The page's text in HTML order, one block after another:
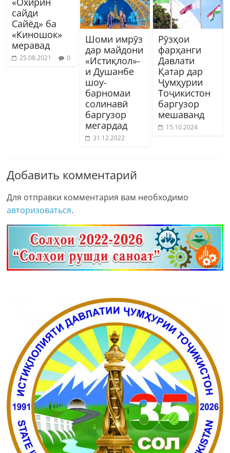
сайди
Cайёд» ба
«Киношок»
меравад
25.08.2021 0
Шоми имрӯз
дар майдони
«Истиқлол»-
и Душанбе
шоу-
барномаи
солинавӣ
баргузор
мегардад
31.12.2022
Рӯзҳои
фарҳанги
Давлати
Қатар дар
Ҷумҳурии
Тоҷикистон
баргузор
мешаванд
15.10.2024
Добавить комментарий
Для отправки комментария вам необходимо
авторизоваться.